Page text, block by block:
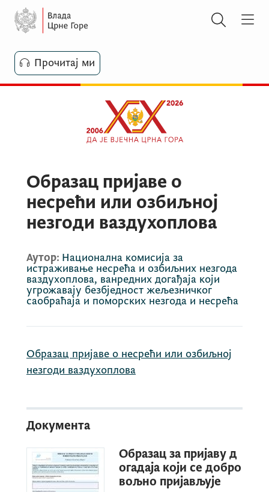
Прочитај ми
Образац пријаве о
несрећи или озбиљној
незгоди ваздухоплова
Аутор: Национална комисија за
истраживање несрећа и озбиљних незгода
ваздухоплова, ванредних догађаја који
угрожавају безбједност жељезничког
саобраћаја и поморских незгода и несрећа
Образац пријаве о несрећи или озбиљној
незгоди ваздухоплова
Документа
Образац за пријаву д
огадаја који се добро
вољно пријављује